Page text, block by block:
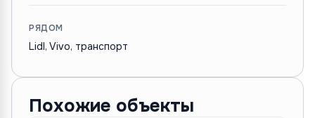
РЯДОМ
Lidl, Vivo, транспорт
Похожие объекты